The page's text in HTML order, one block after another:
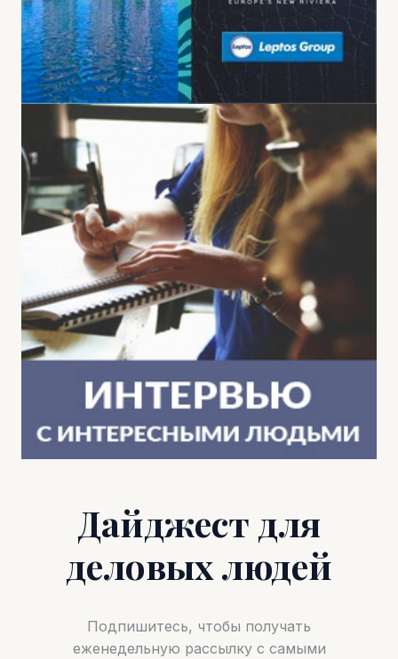
Дайджест для
деловых людей
Подпишитесь, чтобы получать
еженедельную рассылку с самыми